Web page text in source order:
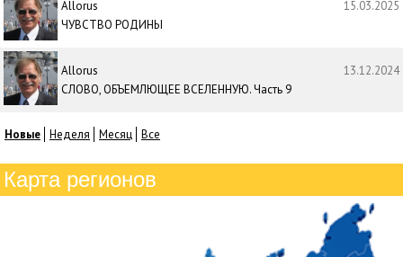
Allorus
15.03.2025
ЧУВСТВО РОДИНЫ
Allorus
13.12.2024
СЛОВО, ОБЪЕМЛЮЩЕЕ ВСЕЛЕННУЮ. Часть 9
Новые Неделя Месяц Все
Карта регионов